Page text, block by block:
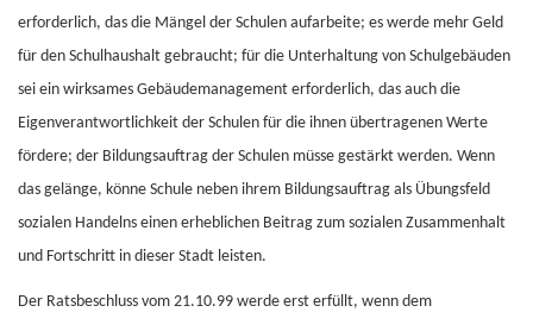
erforderlich, das die Mängel der Schulen aufarbeite; es werde mehr Geld
für den Schulhaushalt gebraucht; für die Unterhaltung von Schulgebäuden
sei ein wirksames Gebäudemanagement erforderlich, das auch die
Eigenverantwortlichkeit der Schulen für die ihnen übertragenen Werte
fördere; der Bildungsauftrag der Schulen müsse gestärkt werden. Wenn
das gelänge, könne Schule neben ihrem Bildungsauftrag als Übungsfeld
sozialen Handelns einen erheblichen Beitrag zum sozialen Zusammenhalt
und Fortschritt in dieser Stadt leisten.
Der Ratsbeschluss vom 21.10.99 werde erst erfüllt, wenn dem